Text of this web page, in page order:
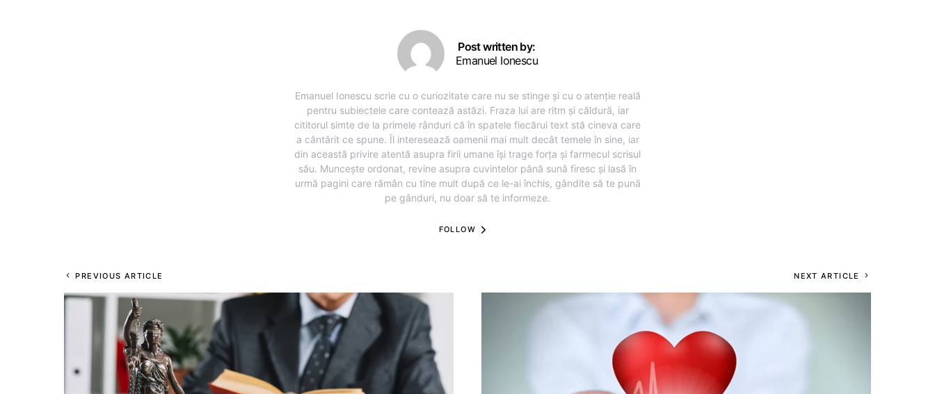
Post written by:
Emanuel Ionescu
Emanuel Ionescu scrie cu o curiozitate care nu se stinge și cu o atenție reală
pentru subiectele care contează astăzi. Fraza lui are ritm și căldură, iar
cititorul simte de la primele rânduri că în spatele fiecărui text stă cineva care
a cântărit ce spune. Îl interesează oamenii mai mult decât temele în sine, iar
din această privire atentă asupra firii umane își trage forța și farmecul scrisul
său. Muncește ordonat, revine asupra cuvintelor până sună firesc și lasă în
urmă pagini care rămân cu tine mult după ce le-ai închis, gândite să te pună
pe gânduri, nu doar să te informeze.
FOLLOW
PREVIOUS ARTICLE NEXT ARTICLE